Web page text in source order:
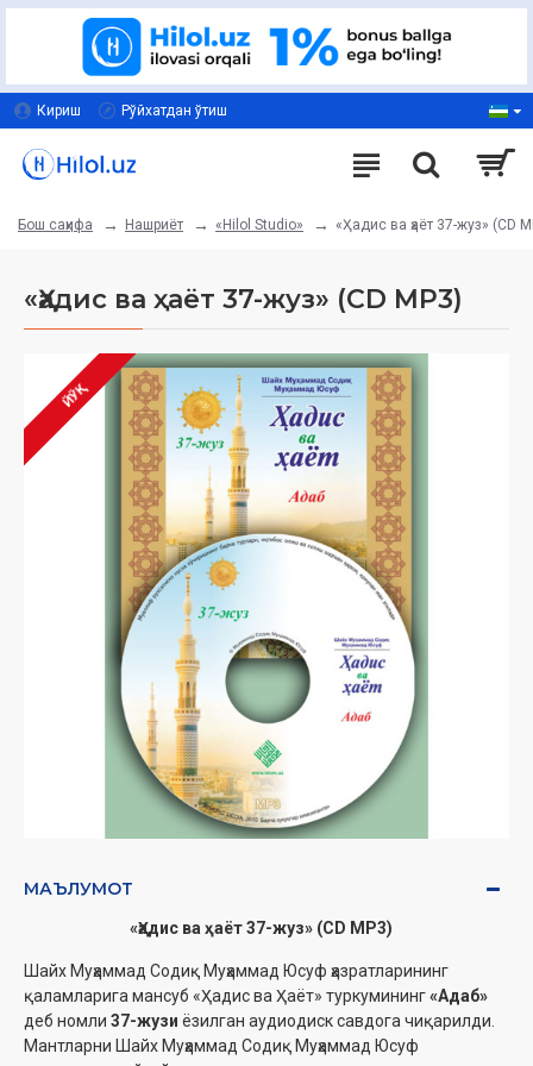
Кириш Рўйхатдан ўтиш
Бош саҳифа Нашриёт «Hilol Studio» «Ҳадис ва ҳаёт 37-жуз» (CD
«Ҳадис ва ҳаёт 37-жуз» (CD МР3)
ЙЎҚ
МАЪЛУМОТ
«Ҳадис ва ҳаёт 37-жуз» (CD МР3)
Шайх Муҳаммад Содиқ Муҳаммад Юсуф ҳазратларининг
қаламларига мансуб «Ҳадис ва Ҳаёт» туркумининг«Адаб»
деб номли 37-жузи ёзилган аудиодиск савдога чиқарилди.
Мантларни Шайх Муҳаммад Содиқ Муҳаммад Юсуф